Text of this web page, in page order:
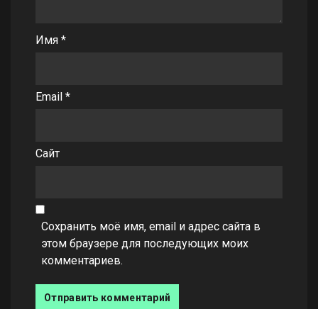
Имя *
Email *
Сайт
Сохранить моё имя, email и адрес сайта в
этом браузере для последующих моих
комментариев.